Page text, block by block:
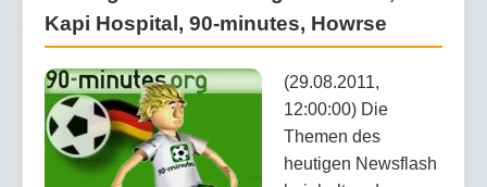
Kapi Hospital, 90-minutes, Howrse
(29.08.2011,
12:00:00) Die
Themen des
heutigen Newsflash